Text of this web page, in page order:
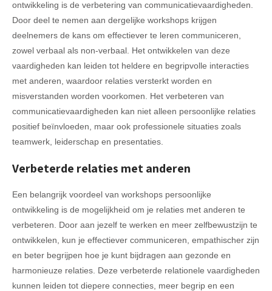
ontwikkeling is de verbetering van communicatievaardigheden.
Door deel te nemen aan dergelijke workshops krijgen
deelnemers de kans om effectiever te leren communiceren,
zowel verbaal als non-verbaal. Het ontwikkelen van deze
vaardigheden kan leiden tot heldere en begripvolle interacties
met anderen, waardoor relaties versterkt worden en
misverstanden worden voorkomen. Het verbeteren van
communicatievaardigheden kan niet alleen persoonlijke relaties
positief beïnvloeden, maar ook professionele situaties zoals
teamwerk, leiderschap en presentaties.
Verbeterde relaties met anderen
Een belangrijk voordeel van workshops persoonlijke
ontwikkeling is de mogelijkheid om je relaties met anderen te
verbeteren. Door aan jezelf te werken en meer zelfbewustzijn te
ontwikkelen, kun je effectiever communiceren, empathischer zijn
en beter begrijpen hoe je kunt bijdragen aan gezonde en
harmonieuze relaties. Deze verbeterde relationele vaardigheden
kunnen leiden tot diepere connecties, meer begrip en een